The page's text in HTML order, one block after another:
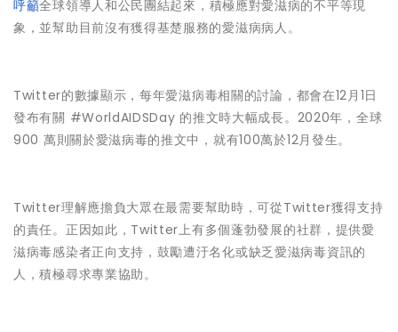
呼籲全球領導人和公民團結起來，積極應對愛滋病的不平等現
象，並幫助目前沒有獲得基楚服務的愛滋病病人。
Twitter的數據顯示，每年愛滋病毒相關的討論，都會在12月1日
發布有關 #WorldAIDSDay 的推文時大幅成長。2020年，全球
900 萬則關於愛滋病毒的推文中，就有100萬於12月發生。
Twitter理解應擔負大眾在最需要幫助時，可從Twitter獲得支持
的責任。正因如此，Twitter上有多個蓬勃發展的社群，提供愛
滋病毒感染者正向支持，鼓勵遭汙名化或缺乏愛滋病毒資訊的
人，積極尋求專業協助。